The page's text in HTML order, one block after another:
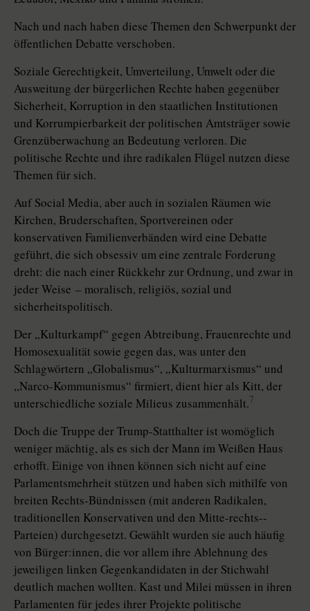
Nach und nach haben diese Themen den Schwerpunkt der
öffentlichen Debatte verschoben.
Soziale Gerechtigkeit, Umverteilung, Umwelt oder die
Ausweitung der bürgerlichen Rechte haben gegenüber
Sicherheit, Korruption in den staatlichen Institutionen
und Korrumpierbarkeit der politischen Amtsträger sowie
Grenzüberwachung an Bedeutung verloren. Die
politische Rechte und ihre radikalen Flügel nutzen diese
Themen für sich.
Auf Social Media, aber auch in so­zia­len Räumen wie
Kirchen, Bruderschaften, Sportvereinen oder
konservativen Familienverbänden wird eine Debatte
geführt, die sich obsessiv um eine zentrale Forderung
dreht: die nach einer Rückkehr zur Ordnung, und zwar in
jeder Weise – moralisch, religiös, sozial und
sicherheitspolitisch.
Der „Kulturkampf“ gegen Abtreibung, Frauenrechte und
Homosexua­lität sowie gegen das, was unter den
Schlagwörtern „Globalismus“, „Kulturmarxismus“ und
„Narco-Kommunismus“ firmiert, dient hier als Kitt, der
unterschiedliche soziale Milieus zusammenhält.7
Doch die Truppe der Trump-Statthalter ist womöglich
weniger mächtig, als es sich der Mann im Weißen Haus
erhofft. Einige von ihnen können sich nicht auf eine
Parlamentsmehrheit stützen und haben sich mithilfe von
breiten Rechts-Bündnissen (mit anderen Radikalen,
traditionellen Konservativen und den Mitte-rechts-­
Parteien) durchgesetzt. Gewählt wurden sie auch häufig
von Bürger:innen, die vor allem ihre Ablehnung des
jeweiligen linken Gegenkandidaten in der Stichwahl
deutlich machen wollten. Kast und ­Milei müssen in ihren
Parlamenten für jedes ihrer Projekte politische